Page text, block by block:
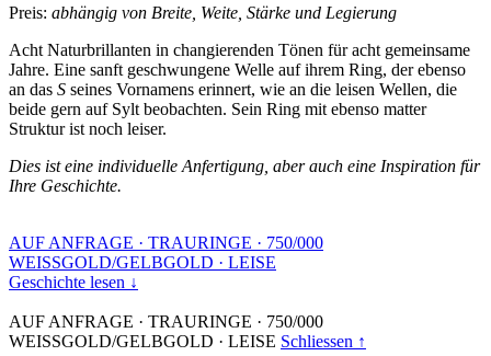
Preis: abhängig von Breite, Weite, Stärke und Legierung
Acht Naturbrillanten in changierenden Tönen für acht gemeinsame
Jahre. Eine sanft geschwungene Welle auf ihrem Ring, der ebenso
an das S seines Vornamens erinnert, wie an die leisen Wellen, die
beide gern auf Sylt beobachten. Sein Ring mit ebenso matter
Struktur ist noch leiser.
Dies ist eine individuelle Anfertigung, aber auch eine Inspiration für
Ihre Geschichte.
AUF ANFRAGE · TRAURINGE · 750/000
WEISSGOLD/GELBGOLD · LEISE
Geschichte lesen ↓
AUF ANFRAGE · TRAURINGE · 750/000
WEISSGOLD/GELBGOLD · LEISE Schliessen ↑